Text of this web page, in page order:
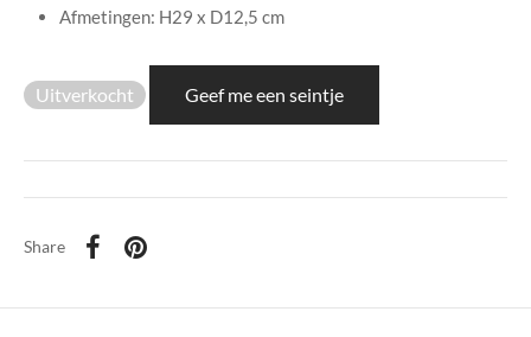
Afmetingen: H29 x D12,5 cm
Uitverkocht Geef me een seintje
Share